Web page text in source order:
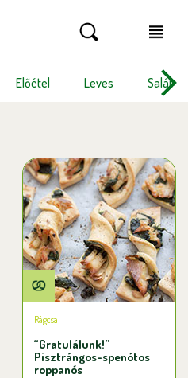
Előétel Leves Saláta
Rágcsa
“Gratulálunk!”
Pisztrángos-spenótos
roppanós